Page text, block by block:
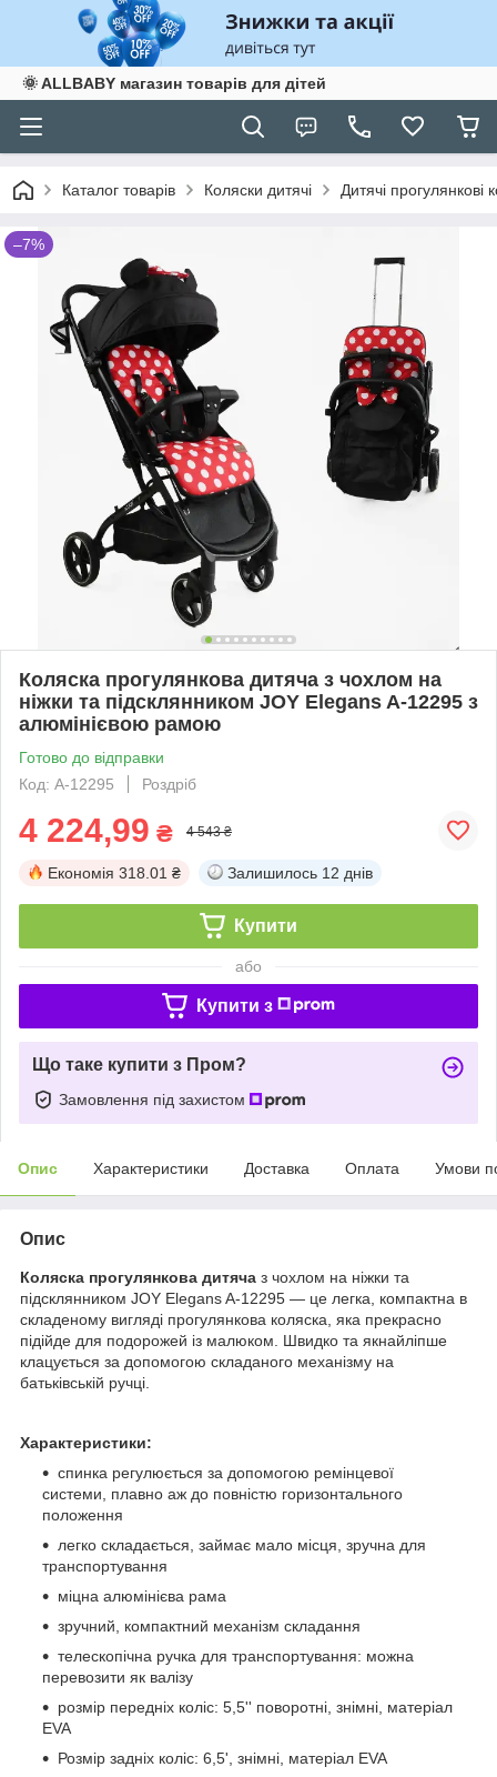
🌞 ALLBABY магазин товарів для дітей
Каталог товарів Коляски дитячі Дитячі прогулянкові
–7%
Коляска прогулянкова дитяча з чохлом на
ніжки та підсклянником JOY Elegans A-12295 з
алюмінієвою рамою
Готово до відправки
Код: A-12295
Роздріб
4 224,99 ₴ 4 543 ₴
Економія 318.01 ₴ Залишилось 12 днів
Купити
або
Купити з
Що таке купити з Пром?
Замовлення під захистом
Опис Характеристики Доставка Оплата Умови
Опис
Коляска прогулянкова дитяча з чохлом на ніжки та
підсклянником JOY Elegans A-12295 — це легка, компактна в
складеному вигляді прогулянкова коляска, яка прекрасно
підійде для подорожей із малюком. Швидко та якнайліпше
клацується за допомогою складаного механізму на
батьківській ручці.
Характеристики:
спинка регулюється за допомогою ремінцевої
системи, плавно аж до повністю горизонтального
положення
легко складається, займає мало місця, зручна для
транспортування
міцна алюмінієва рама
зручний, компактний механізм складання
телескопічна ручка для транспортування: можна
перевозити як валізу
розмір передніх коліс: 5,5'' поворотні, знімні, матеріал
EVA
Розмір задніх коліс: 6,5', знімні, матеріал EVA